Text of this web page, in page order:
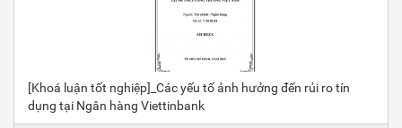
[Khoá luận tốt nghiệp]_Các yếu tố ảnh hưởng đến rủi ro tín
dụng tại Ngân hàng Viettinbank